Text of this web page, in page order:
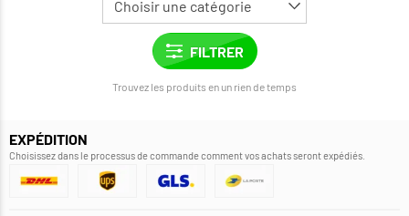
Trouvez les produits en un rien de temps
EXPÉDITION
Choisissez dans le processus de commande comment vos achats seront expédiés.